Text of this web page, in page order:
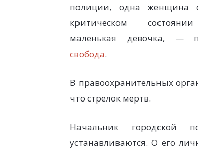
полиции, одна женщина
критическом
маленькая девочка, —
свобода.
В правоохранительных
что стрелок мертв.
Начальник городской
устанавливаются. О его